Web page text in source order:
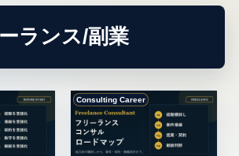
ランス/副業
Consulting Career